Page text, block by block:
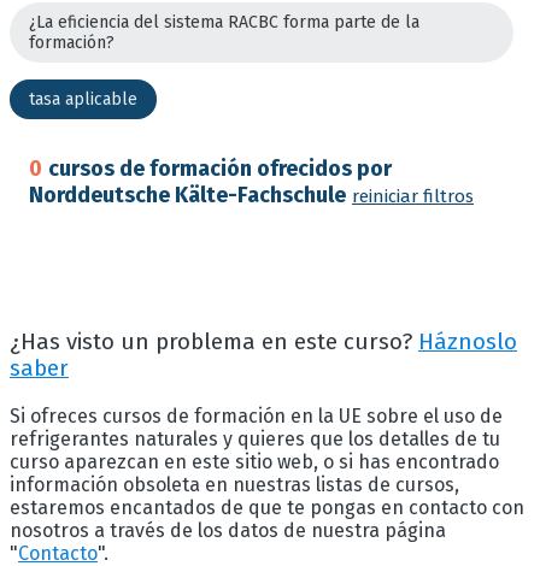
¿La eficiencia del sistema RACBC forma parte de la
formación?
tasa aplicable
0 cursos de formación ofrecidos por
Norddeutsche Kälte-Fachschule reiniciar filtros
¿Has visto un problema en este curso? Háznoslo
saber
Si ofreces cursos de formación en la UE sobre el uso de
refrigerantes naturales y quieres que los detalles de tu
curso aparezcan en este sitio web, o si has encontrado
información obsoleta en nuestras listas de cursos,
estaremos encantados de que te pongas en contacto con
nosotros a través de los datos de nuestra página
"Contacto".